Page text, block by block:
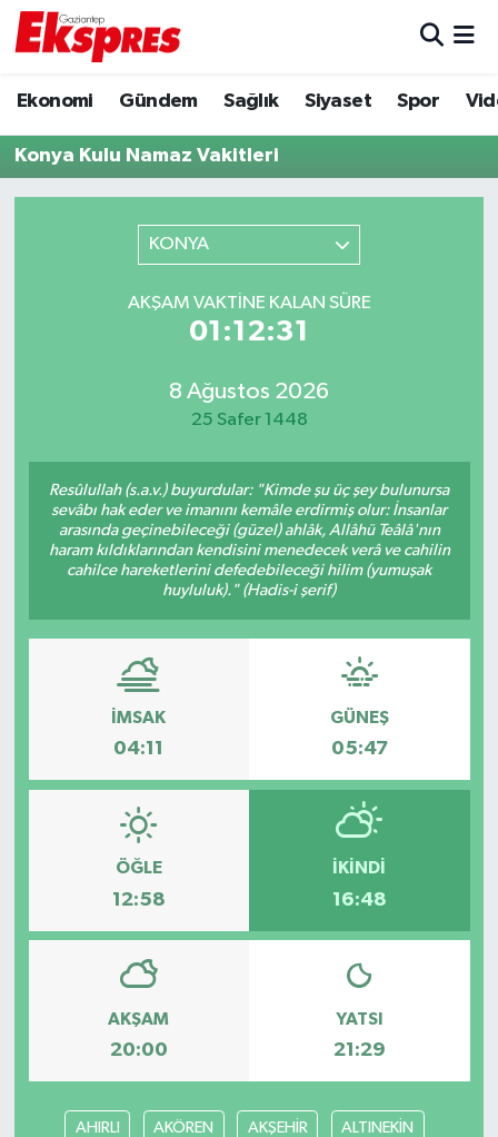
Ekonomi Gündem Sağlık Siyaset Spor
Konya Kulu Namaz Vakitleri
KONYA
AKŞAM VAKTINE KALAN SÜRE
01:12:31
8 Ağustos 2026
25 Safer 1448
Resûlullah (s.a.v.) buyurdular: "Kimde şu üç şey bulunursa
sevâbı hak eder ve imanını kemâle erdirmiş olur: İnsanlar
arasında geçinebileceği (güzel) ahlâk, Allâhü Teâlâ'nın
haram kıldıklarından kendisini menedecek verâ ve cahilin
cahilce hareketlerini defedebileceği hilim (yumuşak
huyluluk)." (Hadis-i şerif)
İMSAK
04:11
GÜNEŞ
05:47
ÖĞLE
12:58
İKINDI
16:48
AKŞAM
20:00
YATSI
21:29
AHIRLI AKÖREN AKŞEHİR ALTINEKİN
Ekonomi
Gaziantep son dakika
Gündem
Magazin
Müzik
Sağlık
Siyaset
Teknoloji
Türkiye
Video Haber
Trafik Durumu
Puan Durumu ve Fikstür
Tüm Manşetler
Son Dakika Haberleri